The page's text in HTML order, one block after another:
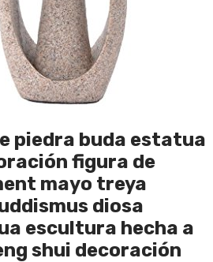
piedra buda estatua
figura de
mayo treya
diosa
escultura hecha a
shui decoración